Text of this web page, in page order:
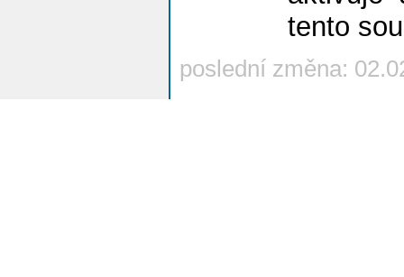
tento
poslední změna: